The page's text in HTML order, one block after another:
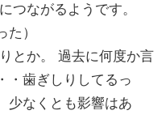
つながるようです。
）
とか。 過去に何度か言
・歯ぎしりしてるっ
少なくとも影響はあ